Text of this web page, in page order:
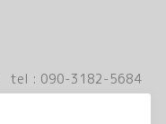
tel : 090-3182-5684